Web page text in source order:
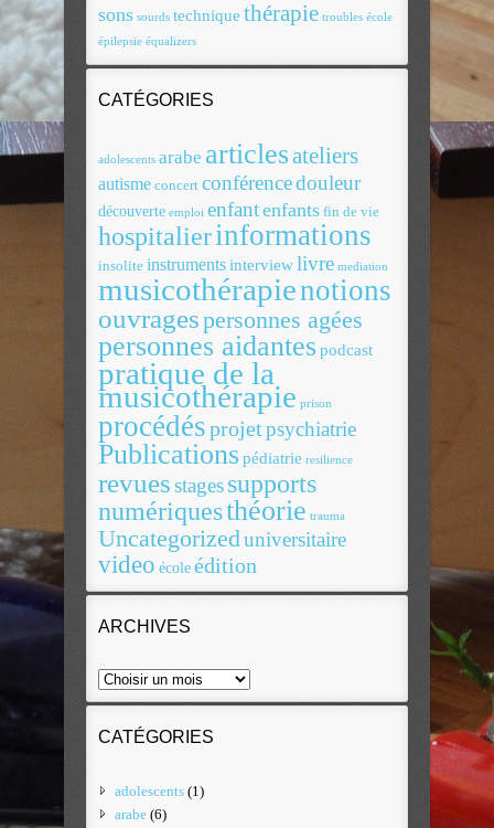
sons sourds technique thérapie troubles école
épilepsie équalizers
CATÉGORIES
adolescents arabe articlesateliers
autisme concert conférencedouleur
découverte emploi enfantenfants fin de vie
hospitalierinformations
insolite instrumentsinterviewlivre mediation
musicothérapienotions
ouvragespersonnes agées
personnes aidantes podcast
pratique de la
musicothérapie prison
procédésprojetpsychiatrie
Publications pédiatrie resilience
revuesstagessupports
numériquesthéorie trauma
Uncategorizeduniversitaire
video école édition
ARCHIVES
CATÉGORIES
adolescents (1)
arabe (6)